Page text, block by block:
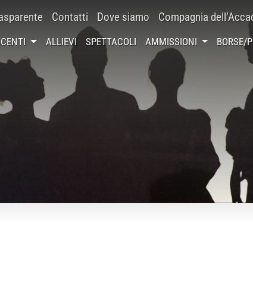
Contatti Dove siamo Compagnia
ALLIEVI SPETTACOLI AMMISSIONI BORSE/